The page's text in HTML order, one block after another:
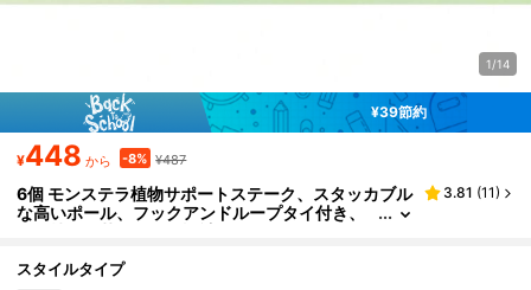
1/14
¥39節約
¥448 から -8% ¥487
6個 モンステラ植物サポートステーク、スタッカブル
な高いポール、フックアンドループタイ付き、
グツール
3.81 (11)
スタイルタイプ